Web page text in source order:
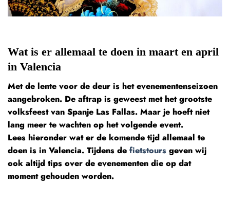
Wat is er allemaal te doen in maart en april
in Valencia
Met de lente voor de deur is het evenementenseizoen
aangebroken. De aftrap is geweest met het grootste
volksfeest van Spanje Las Fallas. Maar je hoeft niet
lang meer te wachten op het volgende event.
Lees hieronder wat er de komende tijd allemaal te
doen is in Valencia. Tijdens de fietstours geven wij
ook altijd tips over de evenementen die op dat
moment gehouden worden.